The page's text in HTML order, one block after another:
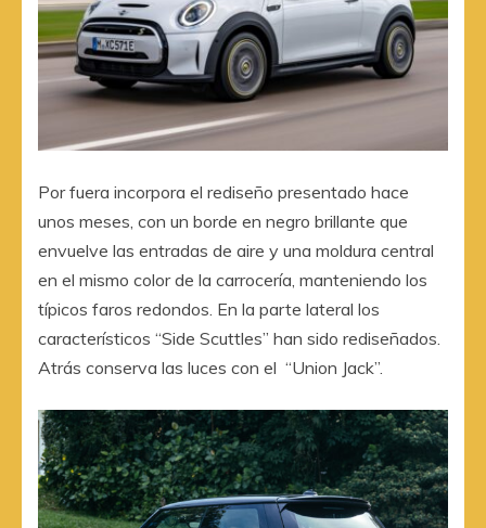
Por fuera incorpora el rediseño presentado hace
unos meses, con un borde en negro brillante que
envuelve las entradas de aire y una moldura central
en el mismo color de la carrocería, manteniendo los
típicos faros redondos. En la parte lateral los
característicos “Side Scuttles” han sido rediseñados.
Atrás conserva las luces con el “Union Jack”.